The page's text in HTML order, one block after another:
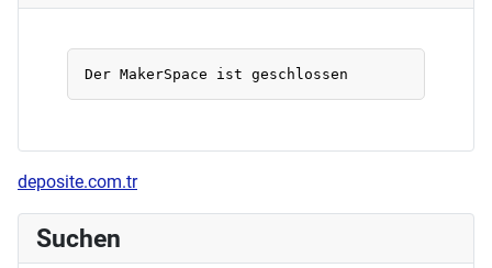
deposite.com.tr
Suchen